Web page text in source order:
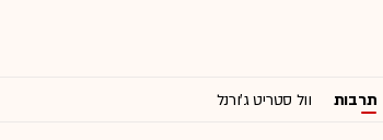
תרבות וול סטריט ג'ורנל